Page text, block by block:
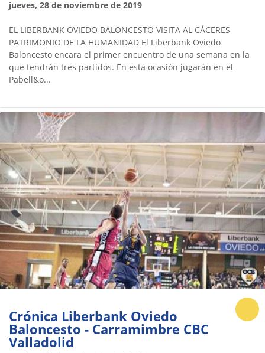
jueves, 28 de noviembre de 2019
EL LIBERBANK OVIEDO BALONCESTO VISITA AL CÁCERES
PATRIMONIO DE LA HUMANIDAD El Liberbank Oviedo
Baloncesto encara el primer encuentro de una semana en la
que tendrán tres partidos. En esta ocasión jugarán en el
Pabell&o...
Crónica Liberbank Oviedo
Baloncesto - Carramimbre CBC
Valladolid